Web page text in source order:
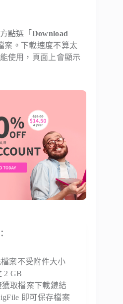
點選「 Download
案。下載速度不算太
使用，頁面上會顯示
案不受附件大小
2 GB
取檔案下載鏈結
即可保存檔案